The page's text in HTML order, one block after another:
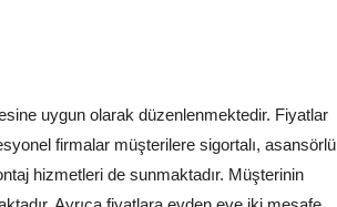
uygun olarak düzenlenmektedir. Fiyatlar
firmalar müşterilere sigortalı, asansörlü
hizmetleri de sunmaktadır. Müşterinin